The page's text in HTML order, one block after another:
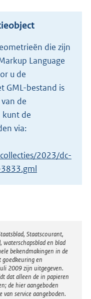
s
r
o
t
t
e
3
1
K
die zijn
Language
u de
GML-bestand is
de
kunt de
via:
2023/dc-
Staatscourant,
waterschapsblad en blad
bekendmakingen in de
goedkeuring en
2009 zijn uitgegeven.
dat alleen de in papieren
de hier aangeboden
service aangeboden.